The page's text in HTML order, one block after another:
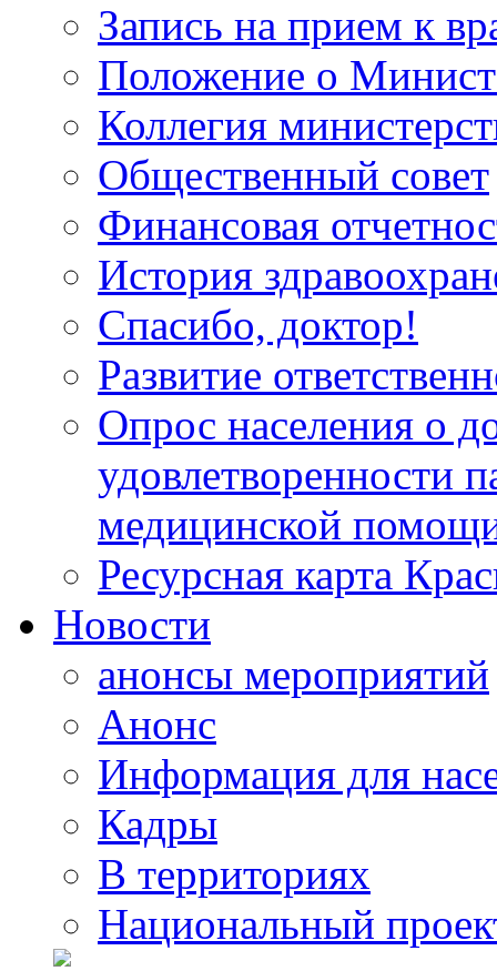
Запись на прием к
Положение о
Коллегия
Общественный совет
Финансовая
История
Спасибо, доктор!
Развитие
Опрос населения о
удовлетворенности
медицинской
Ресурсная карта
Новости
анонсы мероприятий
Анонс
Информация для
Кадры
В территориях
Национальный